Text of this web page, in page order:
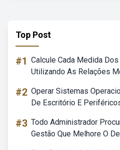
Top Post
#1 Calcule Cada Medida
Utilizando As Relações
#2 Operar Sistemas
De Escritório E
#3 Todo Administrador
Gestão Que Melhore O